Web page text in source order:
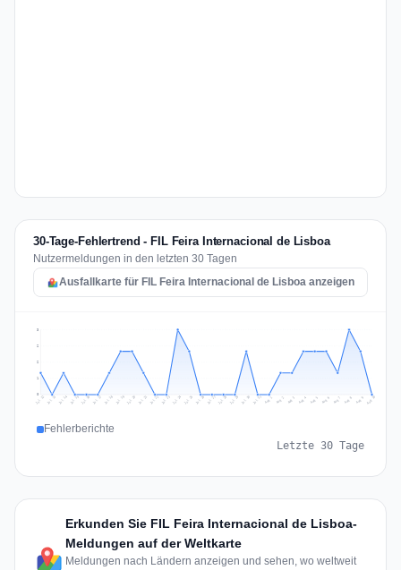
30-Tage-Fehlertrend - FIL Feira Internacional de Lisboa
Nutzermeldungen in den letzten 30 Tagen
Ausfallkarte für FIL Feira Internacional de Lisboa anzeigen
1
2
2
3
Jul 12 Jul 13 Jul 14 Jul 15 Jul 16 Jul 17 Jul 18 Jul 19 Jul 20 Jul 21 Jul 22 Jul 23 Jul 24 Jul 25 Jul 26 Jul 27 Jul 28 Jul 29 Jul 30 Jul 31 Aug 1 Aug 2 Aug 3 Aug 4 Aug 5 Aug 6 Aug 7 Aug 8 Aug 9 Aug 10
Fehlerberichte
Letzte 30 Tage
Erkunden Sie FIL Feira Internacional de Lisboa-
Meldungen auf der Weltkarte
Meldungen nach Ländern anzeigen und sehen, wo weltweit